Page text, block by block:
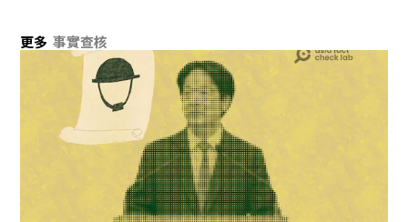
更多 事實查核